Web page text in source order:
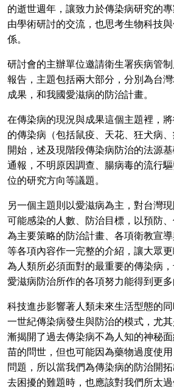
的逝世週年，讓致力於傳染病研究的
由學術研討的交流，也思考生物科技
係。
研討會的主辦單位邀請衛生署疾病管
報告，主題包括兩大部分，分別為台
成果，和我國愛滋病的防治計畫。
在傳染病的現況與成果這個主題裡，
的傳染病（包括鼠疫、天花、狂犬病、
開始，述及現階段傳染病防治的法源
通報，不明原因調查、腸病毒的流行
位的研究方向等議題。
另一個主題則以愛滋病為主，對台灣
可能感染的人數、防治目標，以預防
為主要策略的防治計畫、各項衛教宣
等各項內容作一完整的介紹，讓大眾
為人類所必須面對的最重要的傳染病
愛滋病防治所作的各項努力能得到更多
科技進步影響著人類未來生活型態的
一世紀傳染病發生與防治的模式，尤
漸揭開了過去傳染病不為人知的神秘
苗的問世，但也可能因為藥物過度使
問題，所以當我們為傳染病的防治開
去困擾的難題時，也應該對我們所太